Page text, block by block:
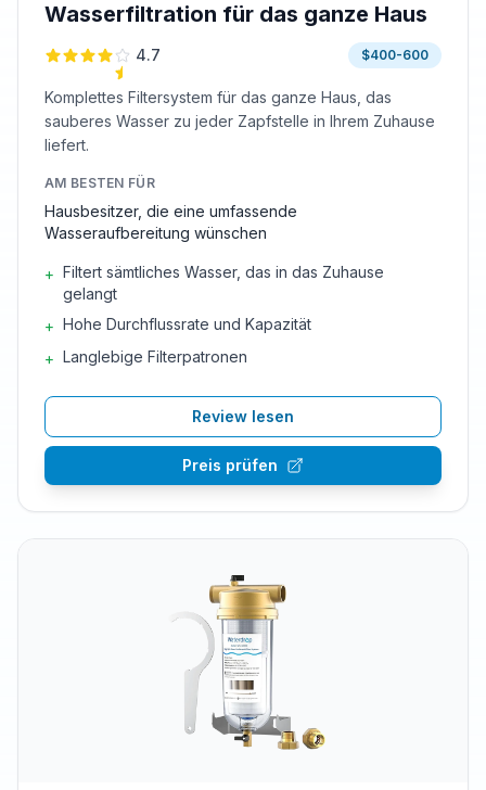
Wasserfiltration für das ganze Haus
4.7 $400-600
Komplettes Filtersystem für das ganze Haus, das
sauberes Wasser zu jeder Zapfstelle in Ihrem Zuhause
liefert.
AM BESTEN FÜR
Hausbesitzer, die eine umfassende
Wasseraufbereitung wünschen
+ Filtert sämtliches Wasser, das in das Zuhause
gelangt
+ Hohe Durchflussrate und Kapazität
+ Langlebige Filterpatronen
Review lesen
Preis prüfen